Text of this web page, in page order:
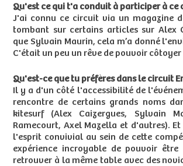
Qu'est ce qui t'a conduit à participer à ce
J'ai connu ce circuit via un magazine
tombant sur certains articles sur Alex
que Sylvain Maurin, cela m’a donné
C'était un peu un rêve de pouvoir côtoyer
Qu'est-ce que tu préfères dans le circuit
Il y a d'un côté l'accessibilité de
rencontre de certains grands noms
kitesurf (Alex Caizergues, Sylvain
Ramecourt, Axel Mazella et d'autres). Et
l'esprit convivial au sein de cette
expérience incroyable de pouvoir
retrouver à la même table avec des